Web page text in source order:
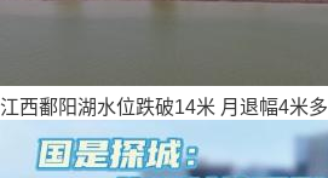
江西鄱阳湖水位跌破14米 月退幅4米多